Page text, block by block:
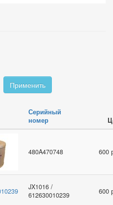
Применить
Серийный
номер
480A470748 600
JX1016 /
612630010239
600